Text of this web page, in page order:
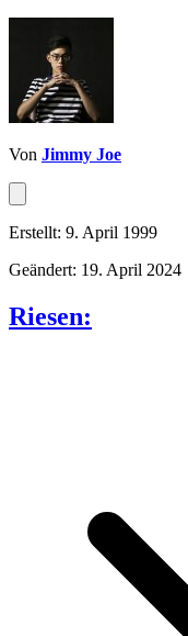
Von Jimmy Joe
Erstellt: 9. April 1999
Geändert: 19. April 2024
Riesen: